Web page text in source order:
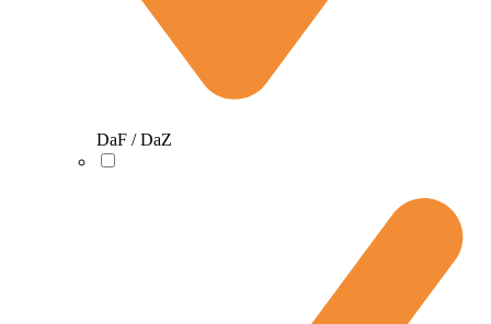
DaF / DaZ